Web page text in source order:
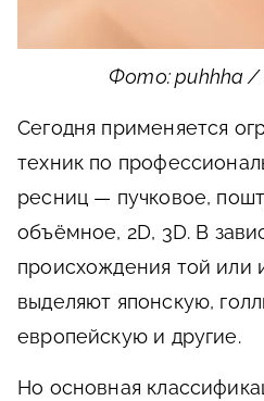
Фото: puhhha /
Сегодня применяется
техник по
ресниц — пучковое,
объёмное, 2D, 3D. В
происхождения той или
выделяют японскую,
европейскую и другие.
Но основная